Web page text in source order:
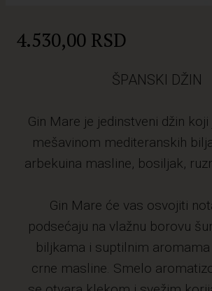
4.530,00 RSD
ŠPANSKI DŽIN
Gin Mare je jedinstveni džin
mešavinom mediteranskih
arbekuina masline, bosiljak,
Gin Mare će vas osvojiti
podsećaju na vlažnu borovu
biljkama i suptilnim
crne masline. Smelo